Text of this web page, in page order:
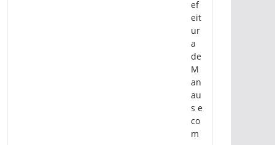
ef
eit
ur
a
de
M
an
au
s e
co
m